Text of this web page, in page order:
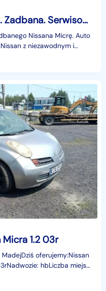
Nissan Micra III Piękna. Zadbana. Serwisowana. Klima. Elektryka. Sprowadzona z Niemie
Nissana Micrę. Auto
z niezawodnym i
(1.2 - 65 ko
1.2 03r
oferujemy:Nissan
hbLiczba miejsc:
kmWyposaż